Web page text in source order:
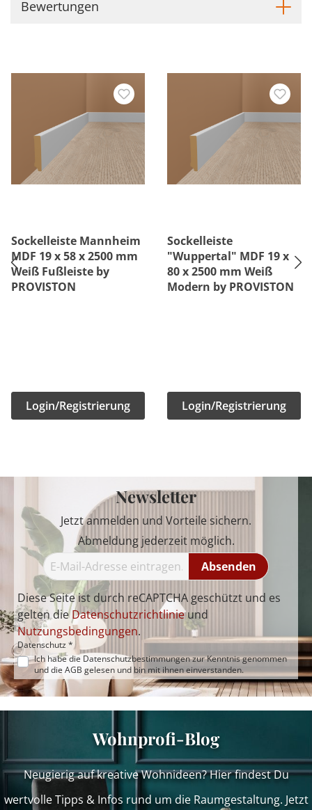
Bewertungen
Sockelleiste Mannheim
MDF 19 x 58 x 2500 mm
Weiß Fußleiste by
PROVISTON
Login/Registrierung
Sockelleiste
"Wuppertal" MDF 19 x
80 x 2500 mm Weiß
Modern by PROVISTON
Login/Registrierung
Newsletter
Jetzt anmelden und Vorteile sichern.
Abmeldung jederzeit möglich.
Absenden
Diese Seite ist durch reCAPTCHA geschützt und es
gelten dieDatenschutzrichtlinieund
Nutzungsbedingungen.
Datenschutz *
Ich habe die Datenschutzbestimmungenzur Kenntnis genommen
und die AGB gelesen und bin mit ihnen einverstanden.
Wohnprofi-Blog
Neugierig auf kreative Wohnideen? Hier findest Du
wertvolle Tipps & Infos rund um die Raumgestaltung. Jetzt